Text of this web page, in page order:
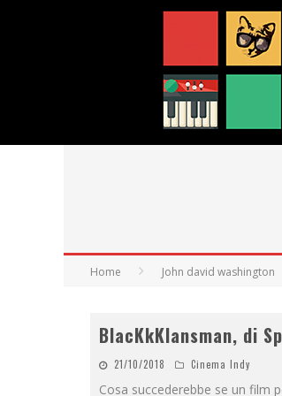
Home John david washington
BlacKkKlansman, di
21/10/2018 Cinema Indy
Cosa succederebbe se un film